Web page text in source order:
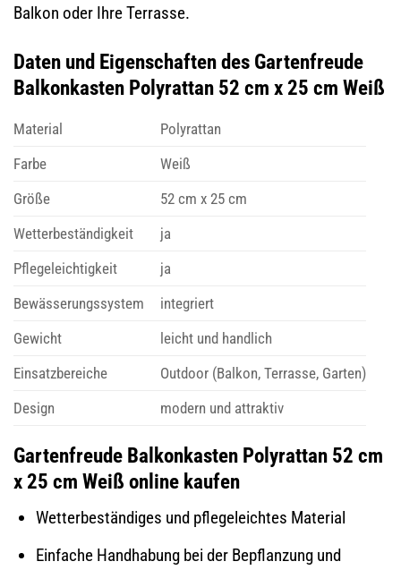
Balkon oder Ihre Terrasse.
Daten und Eigenschaften des Gartenfreude
Balkonkasten Polyrattan 52 cm x 25 cm Weiß
Material
Polyrattan
Farbe
Weiß
Größe
52 cm x 25 cm
Wetterbeständigkeit
ja
Pflegeleichtigkeit
ja
Bewässerungssystem
integriert
Gewicht
leicht und handlich
Einsatzbereiche
Outdoor (Balkon, Terrasse, Garten)
Design
modern und attraktiv
Gartenfreude Balkonkasten Polyrattan 52 cm
x 25 cm Weiß online kaufen
Wetterbeständiges und pflegeleichtes Material
Einfache Handhabung bei der Bepflanzung und